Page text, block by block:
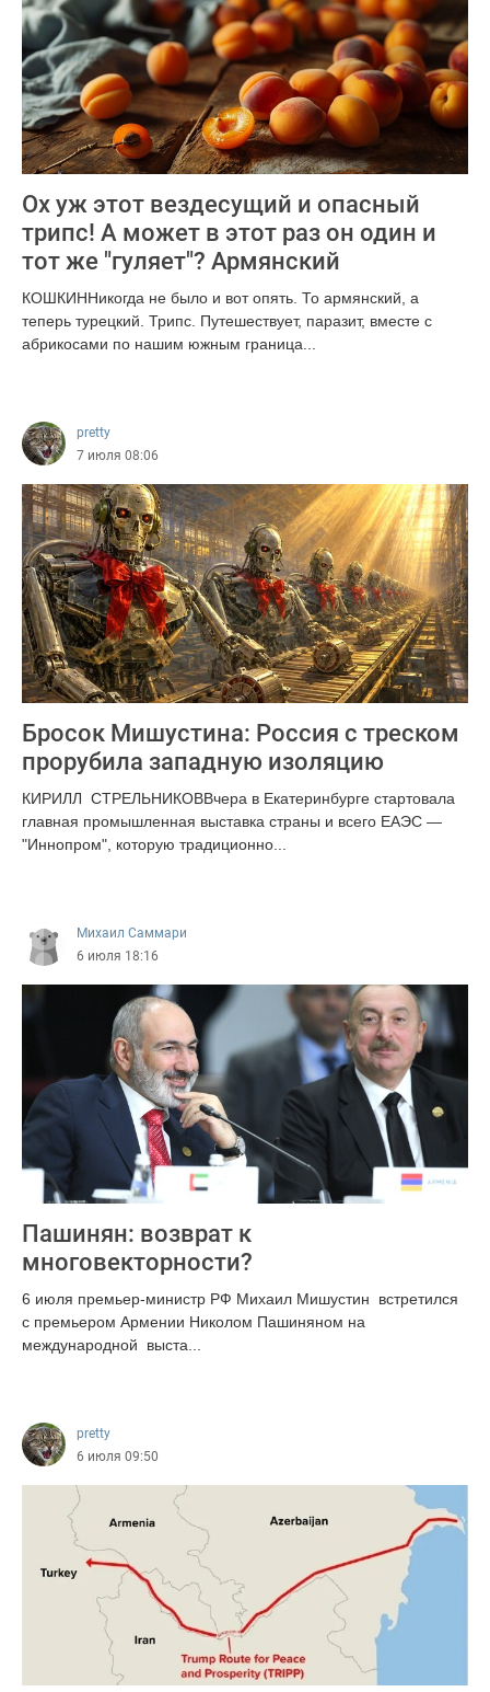
Ох уж этот вездесущий и опасный
трипс! А может в этот раз он один и
тот же "гуляет"? Армянский
КОШКИННикогда не было и вот опять. То армянский, а
теперь турецкий. Трипс. Путешествует, паразит, вместе с
абрикосами по нашим южным граница...
pretty
7 июля 08:06
Бросок Мишустина: Россия с треском
прорубила западную изоляцию
КИРИЛЛ СТРЕЛЬНИКОВВчера в Екатеринбурге стартовала
главная промышленная выставка страны и всего ЕАЭС —
"Иннопром", которую традиционно...
Михаил Саммари
6 июля 18:16
Пашинян: возврат к
многовекторности?
6 июля премьер-министр РФ Михаил Мишустин встретился
с премьером Армении Николом Пашиняном на
международной выста...
pretty
6 июля 09:50